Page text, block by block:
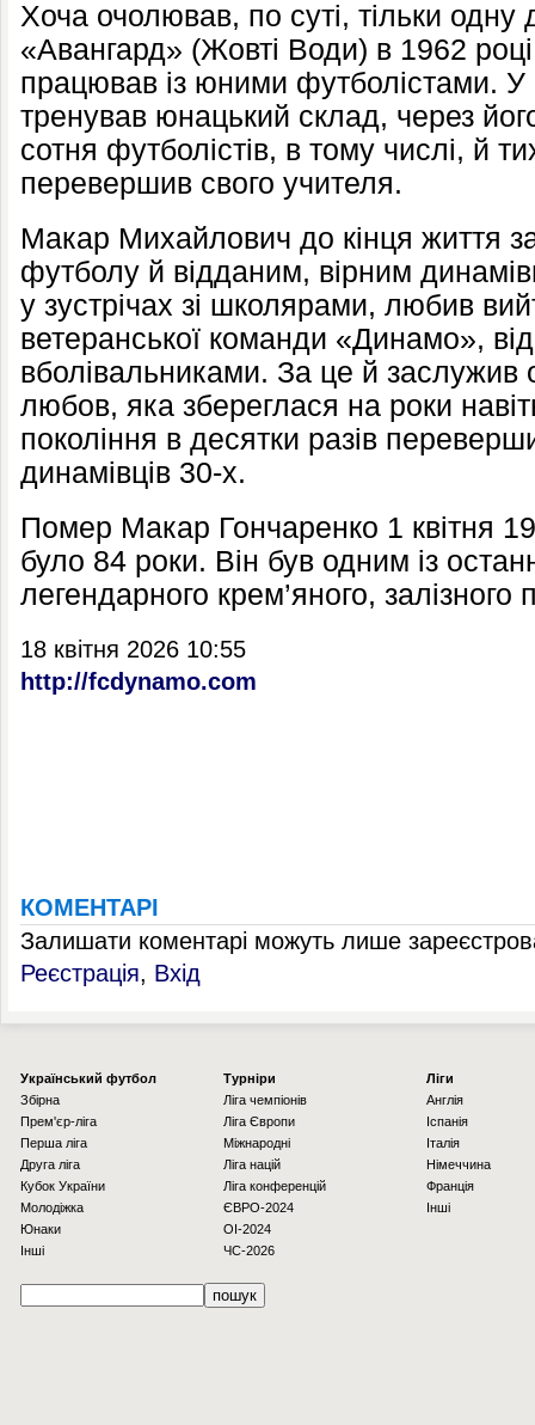
Хоча очолював, по суті, тільки
«Авангард» (Жовті Води) в 1962
працював із юними футболістами. У
тренував юнацький склад, через
сотня футболістів, в тому числі, й
перевершив свого учителя.
Макар Михайлович до кінця життя
футболу й відданим, вірним
у зустрічах зі школярами, любив
ветеранської команди «Динамо»,
вболівальниками. За це й заслужив
любов, яка збереглася на роки
покоління в десятки разів
динамівців 30-х.
Помер Макар Гончаренко 1 квітня
було 84 роки. Він був одним із
легендарного крем’яного, залізного
18 квітня 2026 10:55
http://fcdynamo.com
КОМЕНТАРІ
Залишати коментарі можуть лише
Реєстрація, Вхід
Українcький футбол
Збірна
Прем'єр-ліга
Перша ліга
Друга ліга
Кубок України
Молодіжка
Юнаки
Інші
Турніри
Ліга чемпіонів
Ліга Європи
Міжнародні
Ліга націй
Ліга конференцій
ЄВРО-2024
OI-2024
ЧС-2026
Ліги
Англія
Іспанія
Італія
Німеччина
Франція
Інші